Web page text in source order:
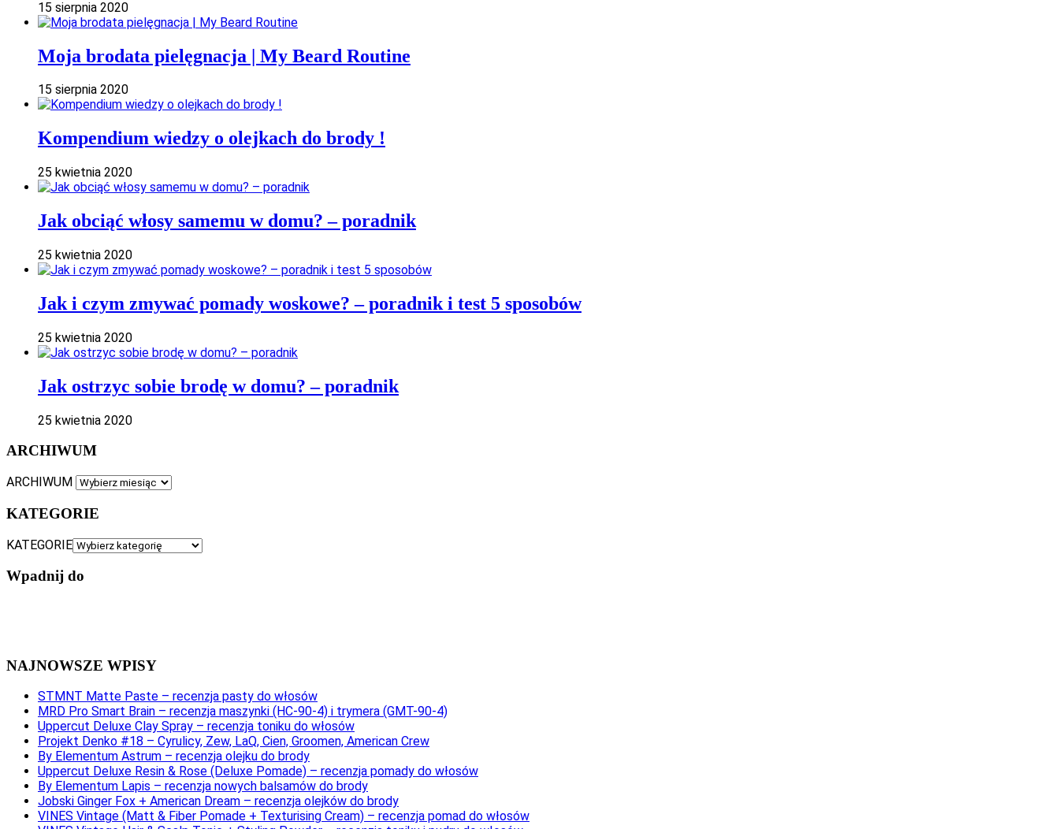
15 sierpnia 2020
Moja brodata pielęgnacja | My Beard Routine
15 sierpnia 2020
Kompendium wiedzy o olejkach do brody !
25 kwietnia 2020
Jak obciąć włosy samemu w domu? – poradnik
25 kwietnia 2020
Jak i czym zmywać pomady woskowe? – poradnik i test 5 sposobów
25 kwietnia 2020
Jak ostrzyc sobie brodę w domu? – poradnik
25 kwietnia 2020
ARCHIWUM
ARCHIWUM
KATEGORIE
KATEGORIE
Wpadnij do
NAJNOWSZE WPISY
STMNT Matte Paste – recenzja pasty do włosów
MRD Pro Smart Brain – recenzja maszynki (HC-90-4) i trymera (GMT-90-4)
Uppercut Deluxe Clay Spray – recenzja toniku do włosów
Projekt Denko #18 – Cyrulicy, Zew, LaQ, Cien, Groomen, American Crew
By Elementum Astrum – recenzja olejku do brody
Uppercut Deluxe Resin & Rose (Deluxe Pomade) – recenzja pomady do włosów
By Elementum Lapis – recenzja nowych balsamów do brody
Jobski Ginger Fox + American Dream – recenzja olejków do brody
VINES Vintage (Matt & Fiber Pomade + Texturising Cream) – recenzja pomad do włosów